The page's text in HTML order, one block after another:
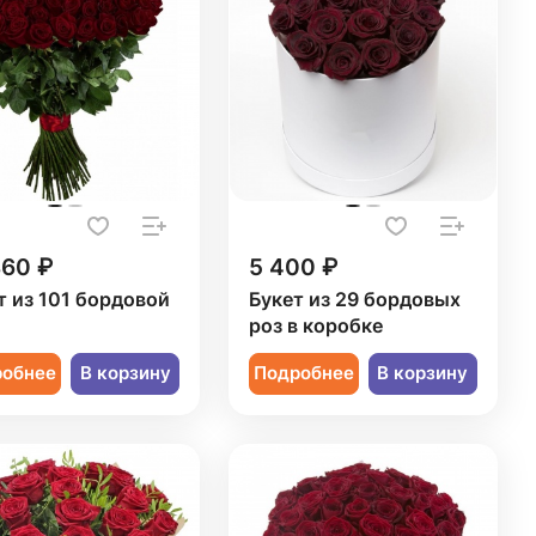
₽
из 101 бордовой
В корзину
5 400 ₽
Букет из 29 бордовых
роз в коробке
Подробнее В корзину